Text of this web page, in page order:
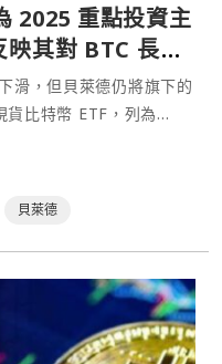
2025 重點投資主
其對 BTC 長期
滑，但貝萊德仍將旗下的
比特幣 ETF，列為
貝萊德